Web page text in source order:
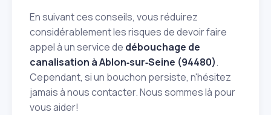
En suivant ces conseils, vous réduirez
considérablement les risques de devoir faire
appel à un service de débouchage de
canalisation à Ablon‑sur‑Seine (94480).
Cependant, si un bouchon persiste, n'hésitez
jamais à nous contacter. Nous sommes là pour
vous aider!